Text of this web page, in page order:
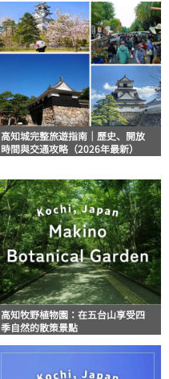
高知城完整旅遊指南｜歷史、開放
時間與交通攻略（2026年最新）
高知牧野植物園：在五台山享受四
季自然的散策景點